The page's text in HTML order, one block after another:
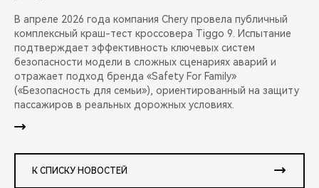
В апреле 2026 года компания Chery провела публичный
комплексный краш-тест кроссовера Tiggo 9. Испытание
подтверждает эффективность ключевых систем
безопасности модели в сложных сценариях аварий и
отражает подход бренда «Safety For Family»
(«Безопасность для семьи»), ориентированный на защиту
пассажиров в реальных дорожных условиях.
К СПИСКУ НОВОСТЕЙ